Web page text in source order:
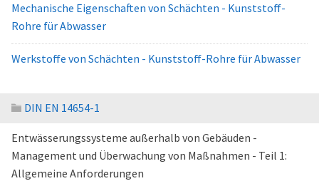
Mechanische Eigenschaften von Schächten - Kunststoff-
Rohre für Abwasser
Werkstoffe von Schächten - Kunststoff-Rohre für Abwasser
DIN EN 14654-1
Entwässerungssysteme außerhalb von Gebäuden -
Management und Überwachung von Maßnahmen - Teil 1:
Allgemeine Anforderungen